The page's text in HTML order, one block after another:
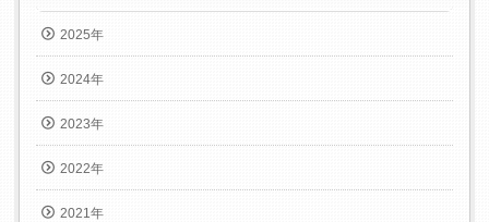
2025年
2024年
2023年
2022年
2021年